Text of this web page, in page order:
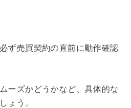
ず売買契約の直前に動作確認
ーズかどうかなど、具体的な
ょう。